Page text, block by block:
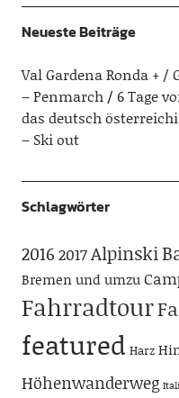
Neueste Beiträge
Val Gardena Ronda + /
– Penmarch
6 Tage
das deutsch
– Ski out
Schlagwörter
2016 2017Alpinski
Bremen und umzu
Fahrradtour
featured Harz
Höhenwanderweg